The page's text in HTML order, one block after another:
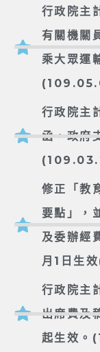
行政院主
有關機關
乘大眾運
行政院主
函，政府
修正「教
要點」，
及委辦經
月1日生
行政院主
出席費及
起生效